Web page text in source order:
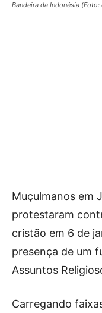
Bandeira da Indonésia (Foto:
Muçulmanos em
protestaram
cristão em 6 de
presença de um
Assuntos
Carregando